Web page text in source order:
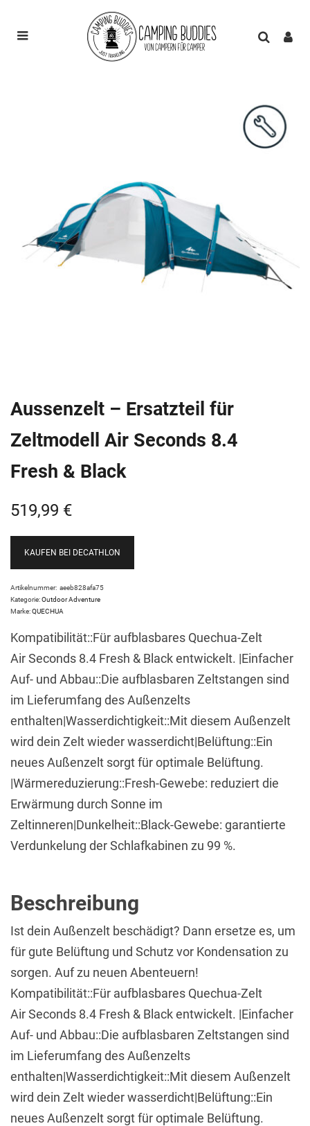
Aussenzelt – Ersatzteil für
Zeltmodell Air Seconds 8.4
Fresh & Black
519,99 €
Kompatibilität::Für aufblasbares Quechua-Zelt
Air Seconds 8.4 Fresh & Black entwickelt. |Einfacher
Auf- und Abbau::Die aufblasbaren Zeltstangen sind
im Lieferumfang des Außenzelts
enthalten|Wasserdichtigkeit::Mit diesem Außenzelt
wird dein Zelt wieder wasserdicht|Belüftung::Ein
neues Außenzelt sorgt für optimale Belüftung.
|Wärmereduzierung::Fresh-Gewebe: reduziert die
Erwärmung durch Sonne im
Zeltinneren|Dunkelheit::Black-Gewebe: garantierte
Verdunkelung der Schlafkabinen zu 99 %.
KAUFEN BEI DECATHLON
Artikelnummer: aeeb828afa75
Kategorie:Outdoor Adventure
Marke:QUECHUA
Beschreibung
Ist dein Außenzelt beschädigt? Dann ersetze es, um
für gute Belüftung und Schutz vor Kondensation zu
sorgen. Auf zu neuen Abenteuern!
Kompatibilität::Für aufblasbares Quechua-Zelt
Air Seconds 8.4 Fresh & Black entwickelt. |Einfacher
Auf- und Abbau::Die aufblasbaren Zeltstangen sind
im Lieferumfang des Außenzelts
enthalten|Wasserdichtigkeit::Mit diesem Außenzelt
wird dein Zelt wieder wasserdicht|Belüftung::Ein
neues Außenzelt sorgt für optimale Belüftung.